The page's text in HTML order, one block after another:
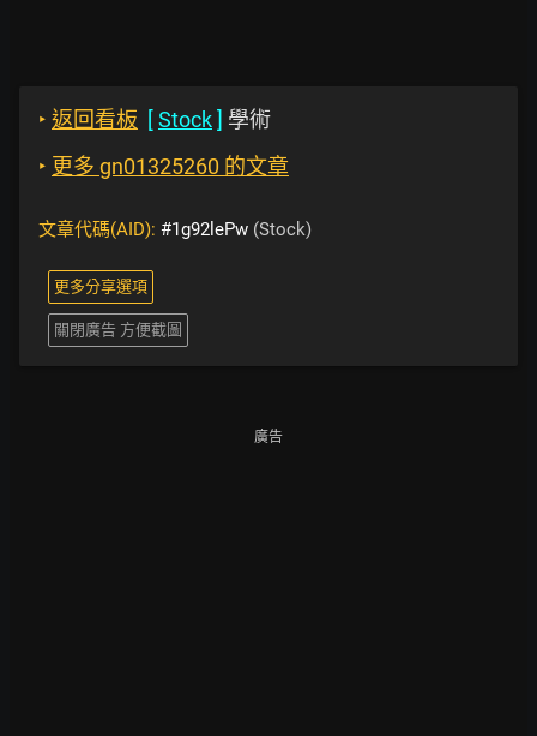
‣ 返回看板 [Stock] 學術
‣ 更多 gn01325260 的文章
文章代碼(AID): #1g92lePw (Stock)
更多分享選項
關閉廣告 方便截圖
廣告